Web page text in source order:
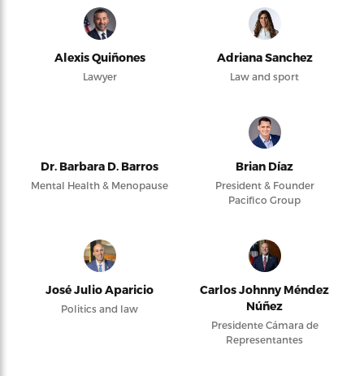
Alexis Quiñones
Lawyer
Adriana Sanchez
Law and sport
Dr. Barbara D. Barros
Mental Health & Menopause
Brian Díaz
President & Founder
Pacifico Group
José Julio Aparicio
Politics and law
Carlos Johnny Méndez
Núñez
Presidente Cámara de
Representantes